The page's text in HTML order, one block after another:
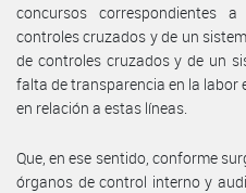
concursos correspondientes
controles cruzados y de un
de controles cruzados y de un
falta de transparencia en la labor
en relación a estas líneas.
Que, en ese sentido, conforme
órganos de control interno y